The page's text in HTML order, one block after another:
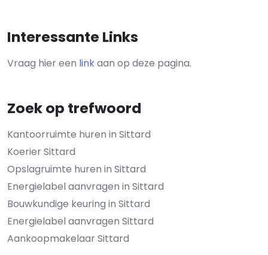
Interessante Links
Vraag hier een linkaan op deze pagina.
Zoek op trefwoord
Kantoorruimte huren in Sittard
Koerier Sittard
Opslagruimte huren in Sittard
Energielabel aanvragen in Sittard
Bouwkundige keuring in Sittard
Energielabel aanvragen Sittard
Aankoopmakelaar Sittard